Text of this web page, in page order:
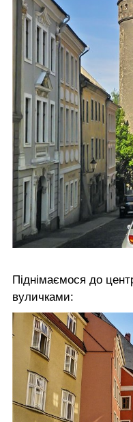
Піднімаємося до
вуличками: